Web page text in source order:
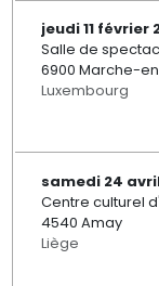
jeudi 11 février
Salle de
6900 Marche-
Luxembourg
samedi 24
Centre culturel
4540 Amay
Liège